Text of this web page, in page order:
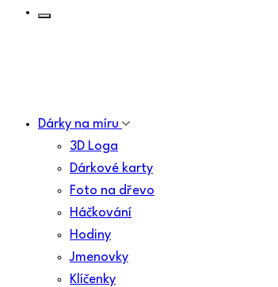
Dárky na míru
3D Loga
Dárkové karty
Foto na dřevo
Háčkování
Hodiny
Jmenovky
Klíčenky